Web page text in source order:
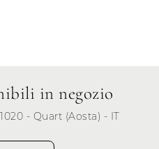
in negozio
- Quart (Aosta) - IT